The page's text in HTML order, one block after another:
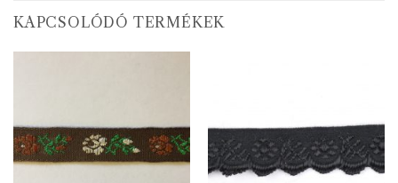
KAPCSOLÓDÓ TERMÉKEK